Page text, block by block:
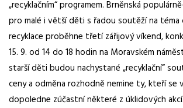
„recyklačním“ programem. Brněnská
pro malé i větší děti s řadou soutěží na téma
recyklace proběhne třetí zářijový víkend,
15. 9. od 14 do 18 hodin na Moravském
starší děti budou nachystané „recyklační“
ceny a odměna rozhodně nemine ty, kteří se
dopoledne zúčastní některé z úklidových